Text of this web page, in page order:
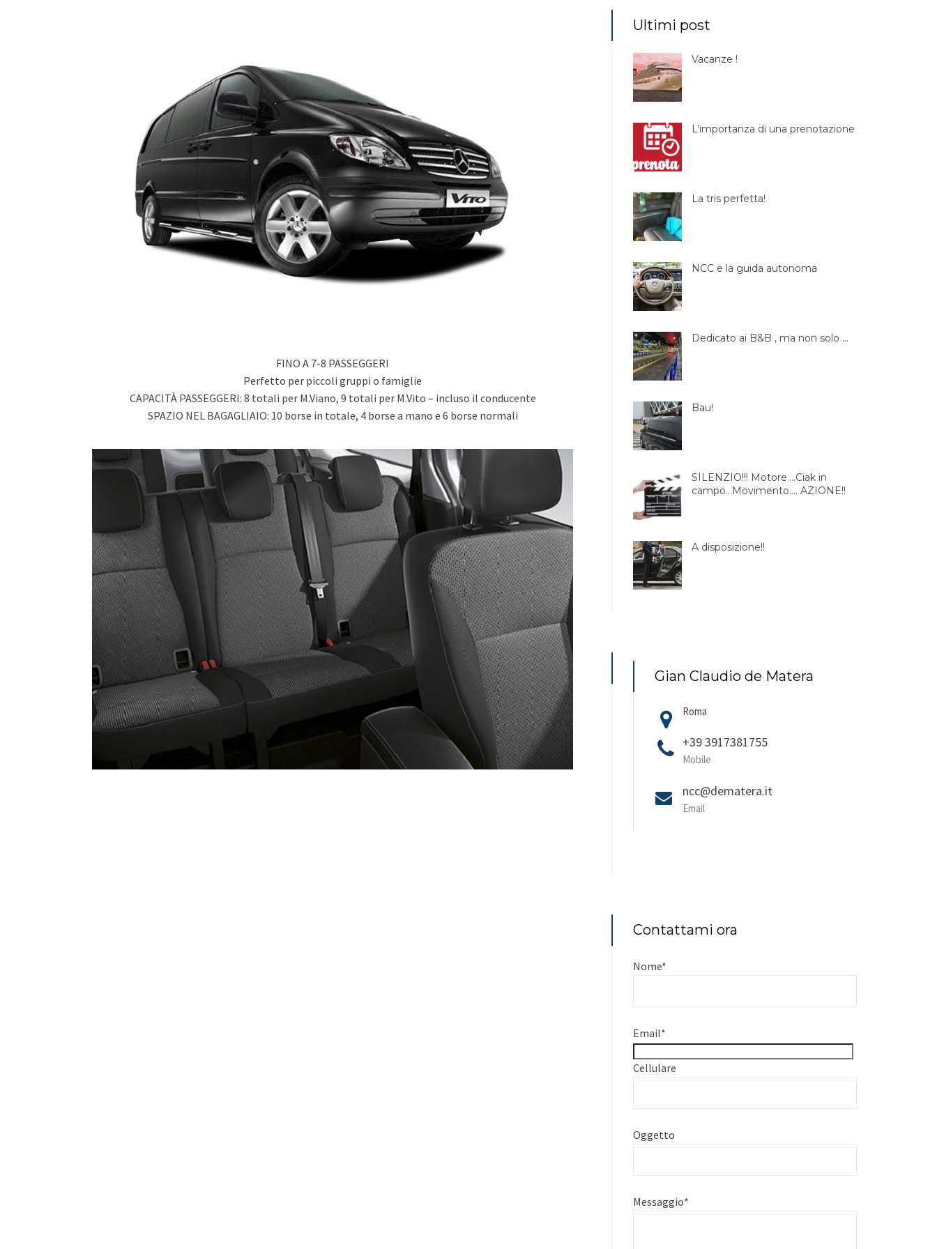
FINO A 7-8 PASSEGGERI
Perfetto per piccoli gruppi o famiglie
CAPACITÀ PASSEGGERI: 8 totali per M.Viano, 9 totali per M.Vito – incluso il conducente
SPAZIO NEL BAGAGLIAIO: 10 borse in totale, 4 borse a mano e 6 borse normali
Ultimi post
Vacanze !
L’importanza di una prenotazione
La tris perfetta!
NCC e la guida autonoma
Dedicato ai B&B , ma non solo …
Bau!
SILENZIO!!! Motore….Ciak in
campo…Movimento…. AZIONE!!
A disposizione!!
Gian Claudio de Matera
Roma
+39 3917381755
Mobile
ncc@dematera.it
Email
Contattami ora
Nome*
Email*
Cellulare
Oggetto
Messaggio*